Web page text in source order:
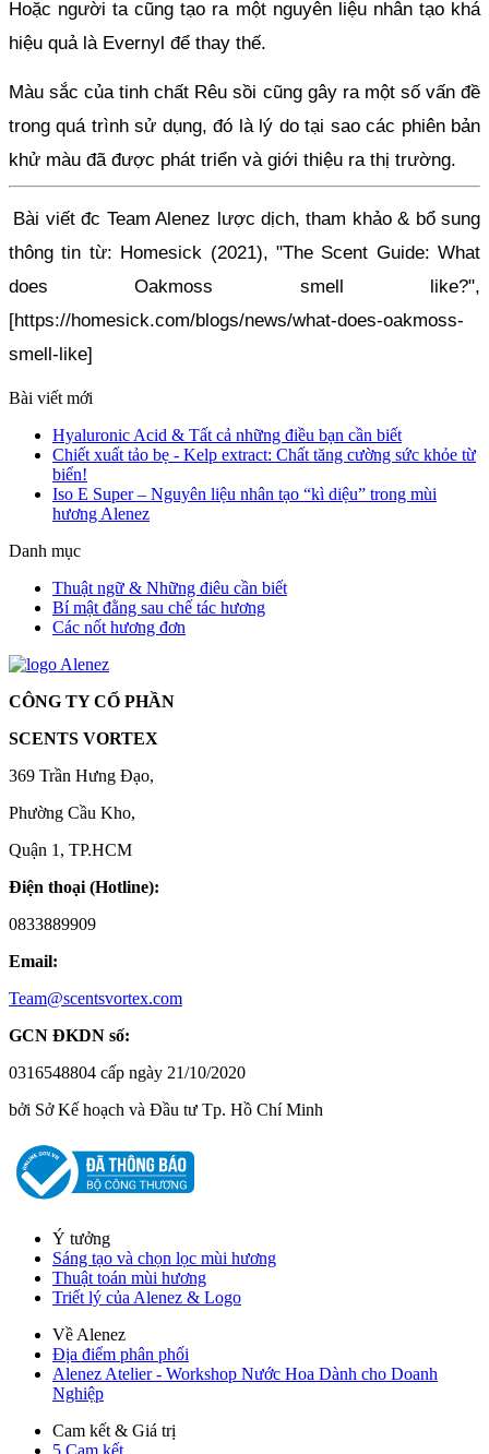
Hoặc người ta cũng tạo ra một nguyên liệu nhân tạo khá
hiệu quả là Evernyl để thay thế.
Màu sắc của tinh chất Rêu sồi cũng gây ra một số vấn đề
trong quá trình sử dụng, đó là lý do tại sao các phiên bản
khử màu đã được phát triển và giới thiệu ra thị trường.
Bài viết đc Team Alenez lược dịch, tham khảo & bổ sung
thông tin từ: Homesick (2021), "The Scent Guide: What
does Oakmoss smell like?",
[https://homesick.com/blogs/news/what-does-oakmoss-
smell-like]
Bài viết mới
Hyaluronic Acid & Tất cả những điều bạn cần biết
Chiết xuất tảo bẹ - Kelp extract: Chất tăng cường sức khỏe từ
biển!
Iso E Super – Nguyên liệu nhân tạo “kì diệu” trong mùi
hương Alenez
Danh mục
Thuật ngữ & Những điêu cần biết
Bí mật đằng sau chế tác hương
Các nốt hương đơn
CÔNG TY CỔ PHẦN
SCENTS VORTEX
369 Trần Hưng Đạo,
Phường Cầu Kho,
Quận 1, TP.HCM
Điện thoại (Hotline):
0833889909
Email:
Team@scentsvortex.com
GCN ĐKDN số:
0316548804 cấp ngày 21/10/2020
bởi Sở Kế hoạch và Đầu tư Tp. Hồ Chí Minh
Ý tưởng
Sáng tạo và chọn lọc mùi hương
Thuật toán mùi hương
Triết lý của Alenez & Logo
Về Alenez
Địa điểm phân phối
Alenez Atelier - Workshop Nước Hoa Dành cho Doanh
Nghiệp
Cam kết & Giá trị